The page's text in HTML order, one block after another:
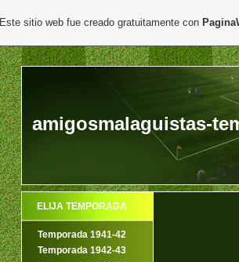
amigosmalaguistas-
ELIJA TEMPORADA
Temporada 1941-42
Temporada 1942-43
Este sitio web fue creado gratuitamente con